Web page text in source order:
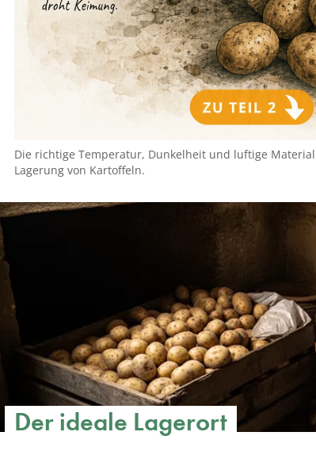
Die richtige Temperatur, Dunkelheit und luftige
Lagerung von Kartoffeln.
Der ideale Lagerort